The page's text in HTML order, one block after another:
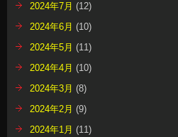
2024年7月 (12)
2024年6月 (10)
2024年5月 (11)
2024年4月 (10)
2024年3月 (8)
2024年2月 (9)
2024年1月 (11)